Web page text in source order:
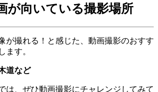
が向いている撮影場所
が撮れる！と感じた、動画撮影のおすす
ます。
道など
は、ぜひ動画撮影にチャレンジしてみて